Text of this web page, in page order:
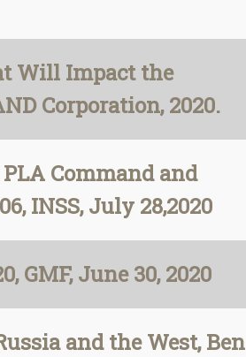
Will Impact the
Corporation, 2020.
Command and
INSS, July 28,2020
June 30, 2020
and the West, Ben